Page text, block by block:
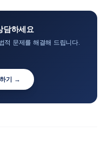
담하세요
적 문제를 해결해 드립니다.
기 →